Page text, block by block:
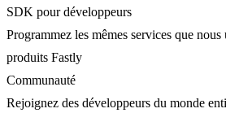
SDK pour développeurs
Programmez les mêmes services que
produits Fastly
Communauté
Rejoignez des développeurs du monde